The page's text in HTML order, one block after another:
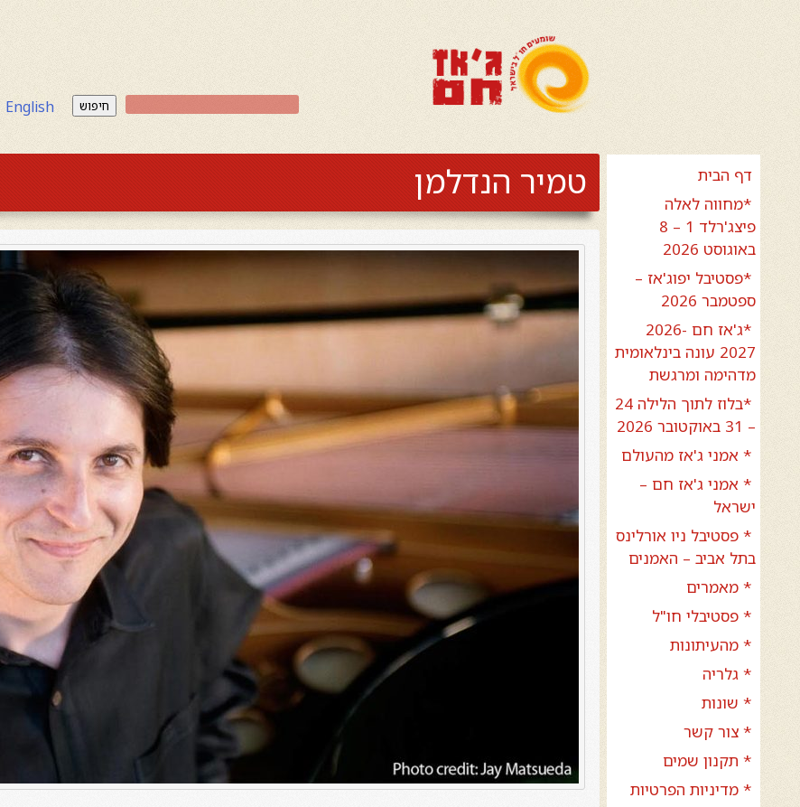
English חיפוש
דף הבית
*מחווה לאלה
פיצג'רלד 1 – 8
באוגוסט 2026
*פסטיבל יפוג'אז –
ספטמבר 2026
*ג'אז חם 2026-
2027 עונה בינלאומית
מדהימה ומרגשת
*בלוז לתוך הלילה 24
– 31 באוקטובר 2026
* אמני ג'אז מהעולם
* אמני ג'אז חם –
ישראל
* פסטיבל ניו אורלינס
בתל אביב – האמנים
* מאמרים
* פסטיבלי חו"ל
* מהעיתונות
* גלריה
* שונות
* צור קשר
* תקנון שמים
* מדיניות הפרטיות
טמיר הנדלמן